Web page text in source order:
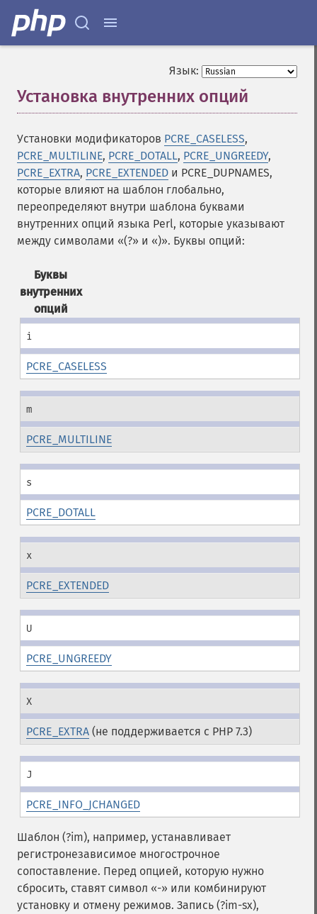
Язык:
Установка внутренних опций
Установки модификаторов PCRE_CASELESS,
PCRE_MULTILINE, PCRE_DOTALL, PCRE_UNGREEDY,
PCRE_EXTRA, PCRE_EXTENDED и PCRE_DUPNAMES,
которые влияют на шаблон глобально,
переопределяют внутри шаблона буквами
внутренних опций языка Perl, которые указывают
между символами «(?» и «)». Буквы опций:
Буквы
внутренних
опций
i
PCRE_CASELESS
m
PCRE_MULTILINE
s
PCRE_DOTALL
x
PCRE_EXTENDED
U
PCRE_UNGREEDY
X
PCRE_EXTRA(не поддерживается с PHP 7.3)
J
PCRE_INFO_JCHANGED
Шаблон (?im), например, устанавливает
регистронезависимое многострочное
сопоставление. Перед опцией, которую нужно
сбросить, ставят символ «-» или комбинируют
установку и отмену режимов. Запись (?im-sx),